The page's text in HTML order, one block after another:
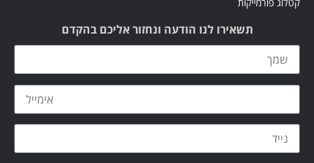
תשאירו לנו הודעה ונחזור אליכם בהקדם